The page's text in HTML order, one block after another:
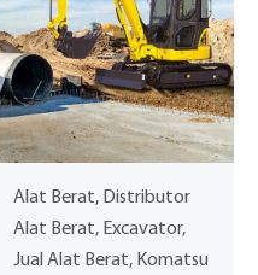
Alat Berat, Distributor
Alat Berat, Excavator,
Jual Alat Berat, Komatsu